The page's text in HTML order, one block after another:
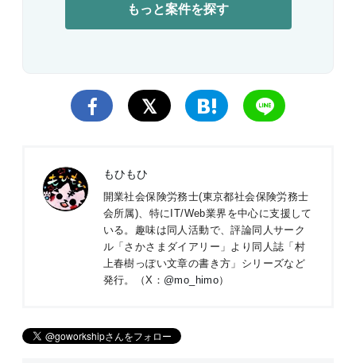
もっと案件を探す
もひもひ
開業社会保険労務士(東京都社会保険労務士
会所属)、特にIT/Web業界を中心に支援して
いる。趣味は同人活動で、評論同人サーク
ル「さかさまダイアリー」より同人誌「村
上春樹っぽい文章の書き方」シリーズなど
発行。（X： @mo_himo）